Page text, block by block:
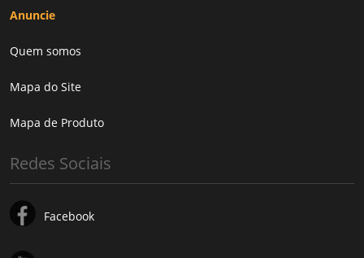
Anuncie
Quem somos
Mapa do Site
Mapa de Produto
Redes Sociais
Facebook